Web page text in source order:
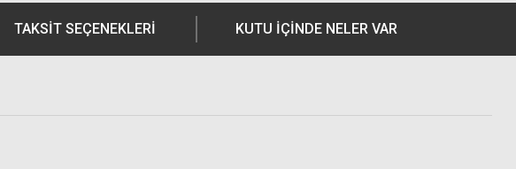
TAKSIT SEÇENEKLERI KUTU İÇİNDE NELER VAR